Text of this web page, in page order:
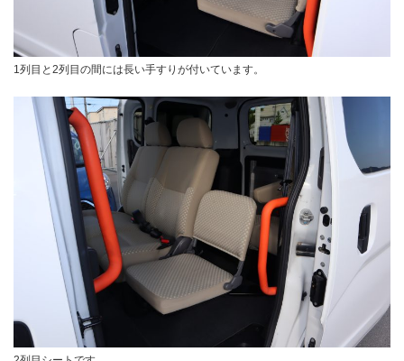
1列目と2列目の間には長い手すりが付いています。